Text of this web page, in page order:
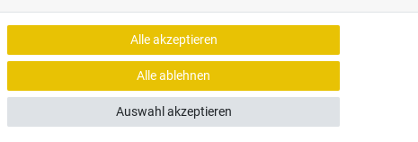
Alle akzeptieren
Alle ablehnen
Auswahl akzeptieren